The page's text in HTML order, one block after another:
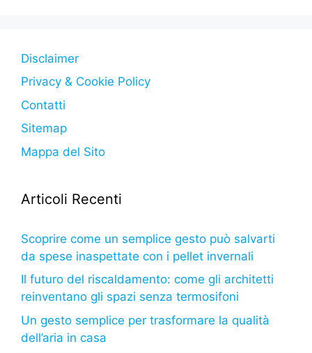
Disclaimer
Privacy & Cookie Policy
Contatti
Sitemap
Mappa del Sito
Articoli Recenti
Scoprire come un semplice gesto può salvarti
da spese inaspettate con i pellet invernali
Il futuro del riscaldamento: come gli architetti
reinventano gli spazi senza termosifoni
Un gesto semplice per trasformare la qualità
dell’aria in casa